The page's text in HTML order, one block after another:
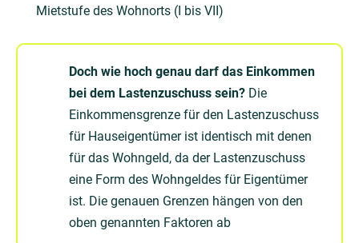
Mietstufe des Wohnorts (I bis VII)
Doch wie hoch genau darf das Einkommen
bei dem Lastenzuschuss sein? Die
Einkommensgrenze für den Lastenzuschuss
für Hauseigentümer ist identisch mit denen
für das Wohngeld, da der Lastenzuschuss
eine Form des Wohngeldes für Eigentümer
ist. Die genauen Grenzen hängen von den
oben genannten Faktoren ab